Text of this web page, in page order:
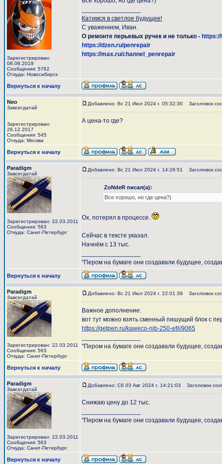
Зарегистрирован:
08.08.2019
Сообщения: 5762
Откуда: Новосибирск
Катимся в светлое будущее!
С уважением, Иван.
О ремонте перьевых ручек и не только -
https://dzen.ru/penrepair
https://max.ru/channel_penrepair
Вернуться к началу
Neo
Завсегдатай
Зарегистрирован:
26.12.2017
Сообщения: 545
Откуда: Москва
Добавлено: Вс 21 Июл 2024 г. 05:32:30 Заголовок
А цена-то где?
Вернуться к началу
Paradigm
Завсегдатай
Зарегистрирован: 22.03.2011
Сообщения: 563
Откуда: Санкт-Петербург
Добавлено: Вс 21 Июл 2024 г. 14:26:51 Заголовок
ZoNdeR писал(а):
Все хорошо, но где цена?)
Ох, потерял в процессе.
Сейчас в тексте указал.
Начнём с 13 тыс.
"Пером на бумаге они создавали будущее,
Вернуться к началу
Paradigm
Завсегдатай
Зарегистрирован: 22.03.2011
Сообщения: 563
Откуда: Санкт-Петербург
Добавлено: Вс 21 Июл 2024 г. 22:01:39 Заголовок
Важное дополнение:
вот тут можно взять сменный пишущий блок с
https://getpen.ru/kaweco-nib-250-ef/i/9065
"Пером на бумаге они создавали будущее,
Вернуться к началу
Paradigm
Завсегдатай
Зарегистрирован: 22.03.2011
Сообщения: 563
Откуда: Санкт-Петербург
Добавлено: Сб 03 Авг 2024 г. 14:21:03 Заголовок
Снижаю цену до 12 тыс.
"Пером на бумаге они создавали будущее,
Вернуться к началу